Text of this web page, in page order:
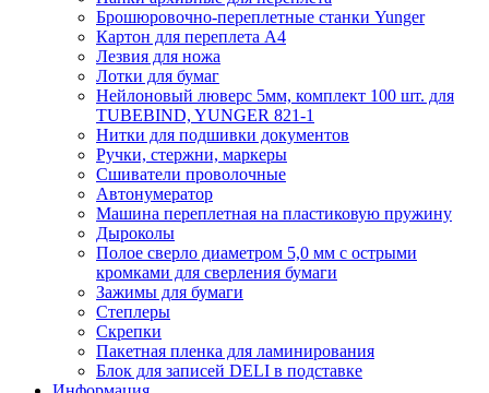
Брошюровочно-переплетные станки Yunger
Картон для переплета А4
Лезвия для ножа
Лотки для бумаг
Нейлоновый люверс 5мм, комплект 100 шт. для
TUBEBIND, YUNGER 821-1
Нитки для подшивки документов
Ручки, стержни, маркеры
Сшиватели проволочные
Автонумератор
Машина переплетная на пластиковую пружину
Дыроколы
Полое сверло диаметром 5,0 мм с острыми
кромками для сверления бумаги
Зажимы для бумаги
Степлеры
Скрепки
Пакетная пленка для ламинирования
Блок для записей DELI в подставке